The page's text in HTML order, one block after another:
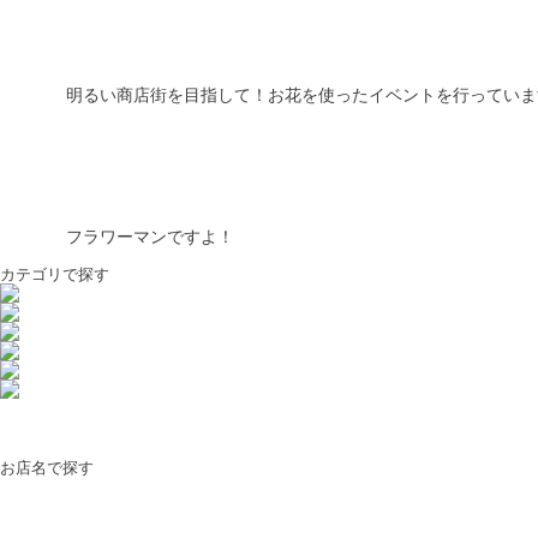
明るい商店街を目指して！お花を使ったイベントを行っていま
フラワーマンですよ！
カテゴリで探す
お店名で探す